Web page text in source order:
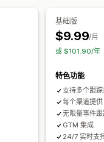
基础版
$9.99/月
或 $101.90/年
特色功能
支持多个跟
每个渠道提
无限量事件
GTM 集成
24/7 实时支